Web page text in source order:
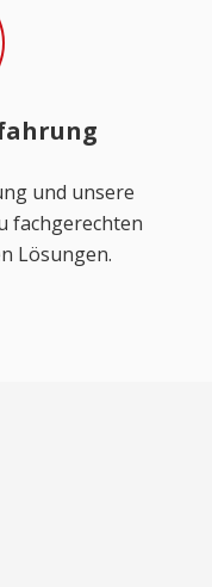
und unsere
fachgerechten
Lösungen.